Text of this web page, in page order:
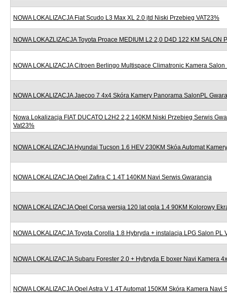
NOWA LOKALIZACJA Fiat Scudo L3 Max XL 2.0 jtd Niski Przebieg VAT23%
NOWA LOKAZLIZACJA Toyota Proace MEDIUM L2 2,0 D4D 122 KM SALON
NOWA LOKALIZACJA Citroen Berlingo Multispace Climatronic Kamera Salon
NOWA LOKALIZACJA Jaecoo 7 4x4 Skóra Kamery Panorama SalonPL
Nowa Lokalizacja FIAT DUCATO L2H2 2,2 140KM Niski Przebieg Serwis
Vat23%
NOWA LOKALIZACJA Hyundai Tucson 1.6 HEV 230KM Skóa Automat
NOWA LOKALIZACJA Opel Zafira C 1.4T 140KM Navi Serwis Gwarancja
NOWA LOKALIZACJA Opel Corsa wersja 120 lat opla 1.4 90KM Kolorowy
NOWA LOKALIZACJA Toyota Corolla 1.8 Hybryda + instalacja LPG Salon PL
NOWA LOKALIZACJA Subaru Forester 2.0 + Hybryda E boxer Navi Kamera
NOWA LOKALIZACJA Opel Astra V 1.4T Automat 150KM Skóra Kamera Navi